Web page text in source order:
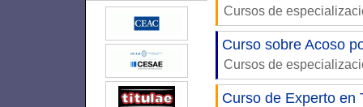
Cursos de
Curso sobre Acoso
Cursos de
Curso de Experto en